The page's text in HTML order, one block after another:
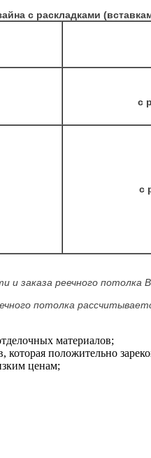
с раскладками
с
с
и заказа реечного
потолка
материалов;
положительно
ценам;